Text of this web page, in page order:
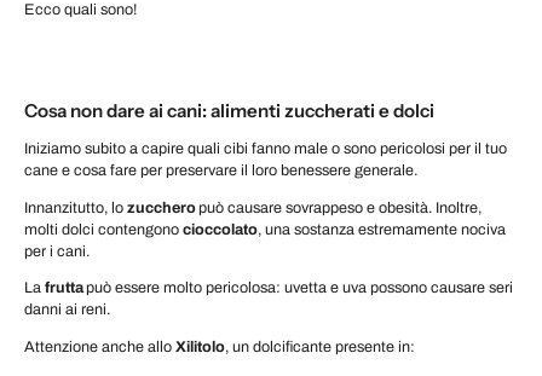
Ecco quali sono!
Cosa non dare ai cani: alimenti zuccherati e dolci
Iniziamo subito a capire quali cibi fanno male o sono pericolosi per il tuo
cane e cosa fare per preservare il loro benessere generale.
Innanzitutto, lo zuccheropuò causare sovrappeso e obesità. Inoltre,
molti dolci contengono cioccolato, una sostanza estremamente nociva
per i cani.
La fruttapuò essere molto pericolosa: uvetta e uva possono causare seri
danni ai reni.
Attenzione anche allo Xilitolo, un dolcificante presente in: